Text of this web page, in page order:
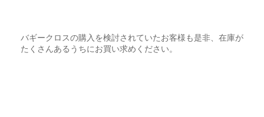
バギークロスの購入を検討されていたお客様も是非、在庫が
たくさんあるうちにお買い求めください。